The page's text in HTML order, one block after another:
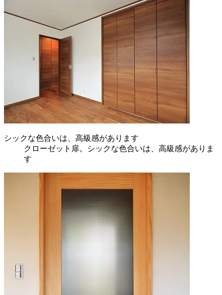
シックな色合いは、高級感があります
クローゼット扉。シックな色合いは、高級感がありま
す